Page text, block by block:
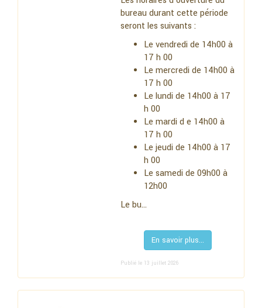
bureau durant cette période
seront les suivants :
Le vendredi de 14h00 à
17 h 00
Le mercredi de 14h00 à
17 h 00
Le lundi de 14h00 à 17
h 00
Le mardi d e 14h00 à
17 h 00
Le jeudi de 14h00 à 17
h 00
Le samedi de 09h00 à
12h00
Le bu...
En savoir plus...
Publié le 13 juillet 2026